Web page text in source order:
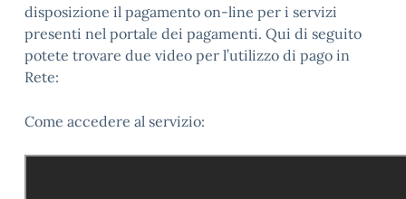
disposizione il pagamento on-line per i servizi
presenti nel portale dei pagamenti. Qui di seguito
potete trovare due video per l’utilizzo di pago in
Rete:
Come accedere al servizio: